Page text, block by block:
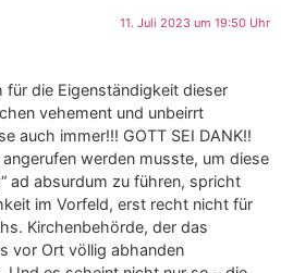
11. Juli 2023 um 19:50 Uhr
für die Eigenständigkeit dieser
vehement und unbeirrt
auch immer!!! GOTT SEI DANK!!
werden musste, um diese
ad absurdum zu führen, spricht
im Vorfeld, erst recht nicht für
Kirchenbehörde, der das
vor Ort völlig abhanden